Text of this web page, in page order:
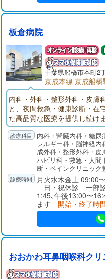
板倉病院
千葉県船橋市本町2
京成本線 京成船
内科・外科・整形外科・皮膚
と、夜間救急・健康診断・在
た高品質な医療を提供し続けま
内科・腎臓内科・糖
レルギー科・脳神経
成外科・整形外科・皮
ハビリ科・救急・人
断・ペインクリニック
月火水木金土 09:00
日・祝休診 一部
1:45､午後13:00〜
ます 開始・終了時
おおかわ耳鼻咽喉科クリ